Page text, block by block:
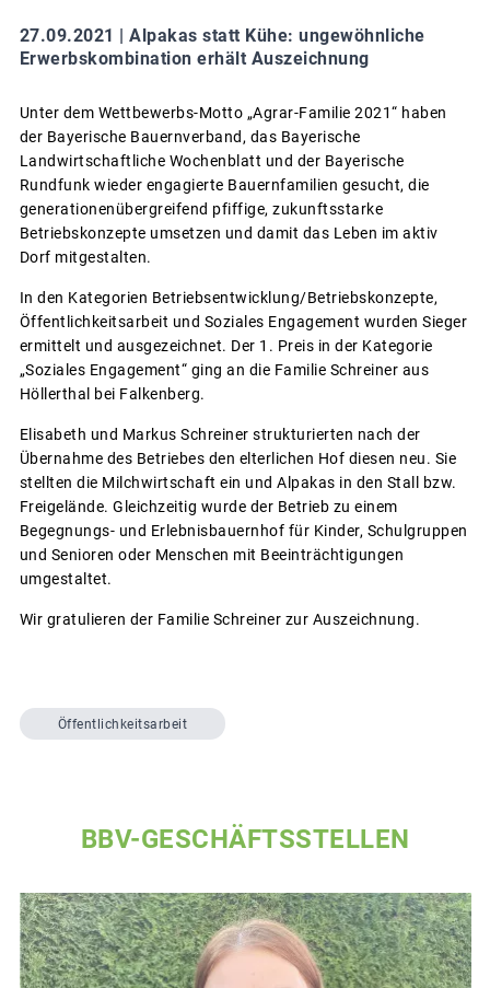
27.09.2021 | Alpakas statt Kühe: ungewöhnliche
Erwerbskombination erhält Auszeichnung
Unter dem Wettbewerbs-Motto „Agrar-Familie 2021“ haben
der Bayerische Bauernverband, das Bayerische
Landwirtschaftliche Wochenblatt und der Bayerische
Rundfunk wieder engagierte Bauernfamilien gesucht, die
generationenübergreifend pfiffige, zukunftsstarke
Betriebskonzepte umsetzen und damit das Leben im aktiv
Dorf mitgestalten.
In den Kategorien Betriebsentwicklung/Betriebskonzepte,
Öffentlichkeitsarbeit und Soziales Engagement wurden Sieger
ermittelt und ausgezeichnet. Der 1. Preis in der Kategorie
„Soziales Engagement“ ging an die Familie Schreiner aus
Höllerthal bei Falkenberg.
Elisabeth und Markus Schreiner strukturierten nach der
Übernahme des Betriebes den elterlichen Hof diesen neu. Sie
stellten die Milchwirtschaft ein und Alpakas in den Stall bzw.
Freigelände. Gleichzeitig wurde der Betrieb zu einem
Begegnungs- und Erlebnisbauernhof für Kinder, Schulgruppen
und Senioren oder Menschen mit Beeinträchtigungen
umgestaltet.
Wir gratulieren der Familie Schreiner zur Auszeichnung.
Öffentlichkeitsarbeit
BBV-GESCHÄFTSSTELLEN